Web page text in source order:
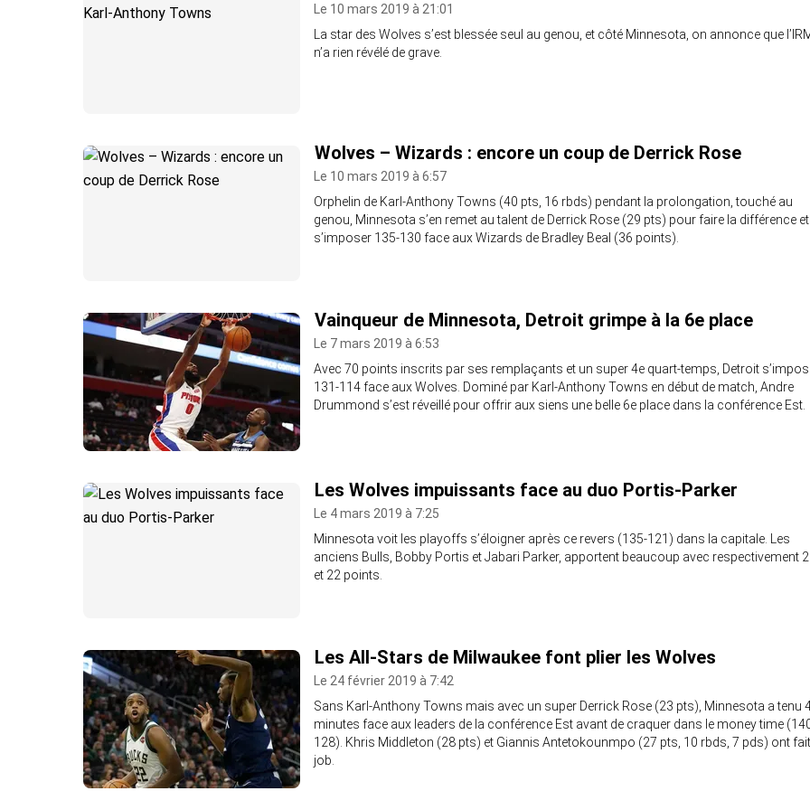
Le 10 mars 2019 à 21:01
La star des Wolves s’est blessée seul au genou, et côté Minnesota, on annonce que
n’a rien révélé de grave.
Wolves – Wizards : encore un coup de Derrick Rose
Le 10 mars 2019 à 6:57
Orphelin de Karl-Anthony Towns (40 pts, 16 rbds) pendant la prolongation, touché au
genou, Minnesota s’en remet au talent de Derrick Rose (29 pts) pour faire la différence et
s’imposer 135-130 face aux Wizards de Bradley Beal (36 points).
Vainqueur de Minnesota, Detroit grimpe à la 6e place
Le 7 mars 2019 à 6:53
Avec 70 points inscrits par ses remplaçants et un super 4e quart-temps, Detroit
131-114 face aux Wolves. Dominé par Karl-Anthony Towns en début de match, Andre
Drummond s’est réveillé pour offrir aux siens une belle 6e place dans la conférence Est.
Les Wolves impuissants face au duo Portis-Parker
Le 4 mars 2019 à 7:25
Minnesota voit les playoffs s’éloigner après ce revers (135-121) dans la capitale. Les
anciens Bulls, Bobby Portis et Jabari Parker, apportent beaucoup avec respectivement
et 22 points.
Les All-Stars de Milwaukee font plier les Wolves
Le 24 février 2019 à 7:42
Sans Karl-Anthony Towns mais avec un super Derrick Rose (23 pts), Minnesota a tenu
minutes face aux leaders de la conférence Est avant de craquer dans le money time
128). Khris Middleton (28 pts) et Giannis Antetokounmpo (27 pts, 10 rbds, 7 pds) ont
job.